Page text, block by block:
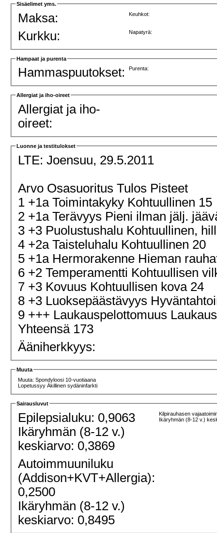
Sisäelimet yms.
Maksa: Keuhkot:
Kurkku: Napatyrä:
Hampaat ja purenta
Hammaspuutokset: Purenta:
Allergiat ja iho-oireet
Allergiat ja iho-
oireet:
Luonne ja testitulokset
LTE:Joensuu, 29.5.2011
Arvo Osasuoritus Tulos Pisteet
1 +1a Toimintakyky Kohtuullinen 15
2 +1a Terävyys Pieni ilman jälj.
3 +3 Puolustushalu Kohtuullinen,
4 +2a Taisteluhalu Kohtuullinen 20
5 +1a Hermorakenne Hieman
6 +2 Temperamentti Kohtuullisen
7 +3 Kovuus Kohtuullisen kova 24
8 +3 Luoksepäästävyys
9 +++ Laukauspelottomuus
Yhteensä 173
Ääniherkkyys:
Muuta
Muuta: Spondyloosi 10-vuotiaana
Lopetussyy Äkillinen sydäninfarkti
Sairausluvut
Epilepsialuku: 0,9063
Ikäryhmän (8-12 v.)
keskiarvo: 0,3869
Kilpirauhasen
Ikäryhmän (8-12 v.)
Autoimmuuniluku
(Addison+KVT+Allergia):
0,2500
Ikäryhmän (8-12 v.)
keskiarvo: 0,8495